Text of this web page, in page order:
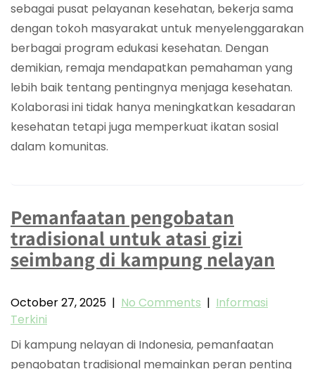
sebagai pusat pelayanan kesehatan, bekerja sama
dengan tokoh masyarakat untuk menyelenggarakan
berbagai program edukasi kesehatan. Dengan
demikian, remaja mendapatkan pemahaman yang
lebih baik tentang pentingnya menjaga kesehatan.
Kolaborasi ini tidak hanya meningkatkan kesadaran
kesehatan tetapi juga memperkuat ikatan sosial
dalam komunitas.
Pemanfaatan pengobatan
tradisional untuk atasi gizi
seimbang di kampung nelayan
October 27, 2025 | No Comments | Informasi
Terkini
Di kampung nelayan di Indonesia, pemanfaatan
pengobatan tradisional memainkan peran penting